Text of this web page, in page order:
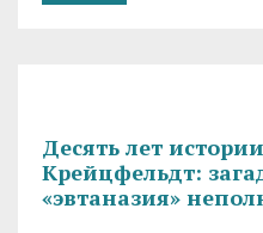
Десять лет
Крейцфельдт:
«эвтаназия»